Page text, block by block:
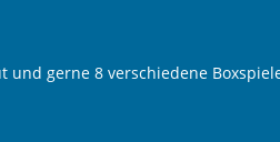
gerne 8 verschiedene